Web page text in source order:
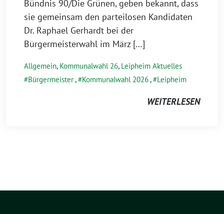
Bündnis 90/Die Grünen, geben bekannt, dass
sie gemeinsam den parteilosen Kandidaten
Dr. Raphael Gerhardt bei der
Bürgermeisterwahl im März […]
Allgemein, Kommunalwahl 26, Leipheim Aktuelles
Bürgermeister, Kommunalwahl 2026, Leipheim
WEITERLESEN